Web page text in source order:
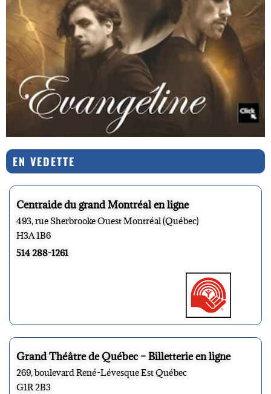
EN VEDETTE
Centraide du grand Montréal en ligne
493, rue Sherbrooke Ouest Montréal (Québec)
H3A 1B6
514 288-1261
Grand Théâtre de Québec – Billetterie en ligne
269, boulevard René-Lévesque Est Québec
G1R 2B3